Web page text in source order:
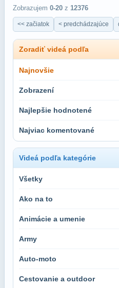
Zobrazujem 0-20 z 12376
<< začiatok < predchádzajúce
Zoradiť videá podľa
Najnovšie
Zobrazení
Najlepšie hodnotené
Najviac komentované
Videá podľa kategórie
Všetky
Ako na to
Animácie a umenie
Army
Auto-moto
Cestovanie a outdoor